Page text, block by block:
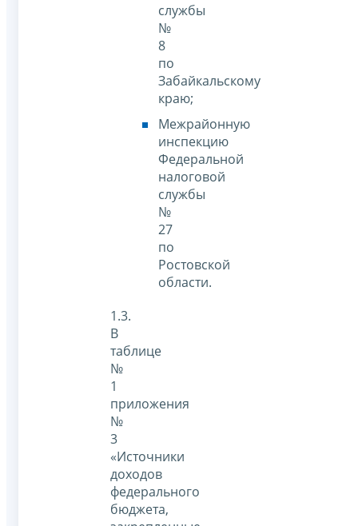
службы
№
8
по
Забайкальскому
краю;
Межрайонную
инспекцию
Федеральной
налоговой
службы
№
27
по
Ростовской
области.
1.3.
В
таблице
№
1
приложения
№
3
«Источники
доходов
федерального
бюджета,